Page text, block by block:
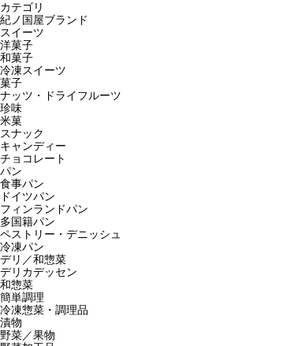
カテゴリ
紀ノ国屋ブランド
スイーツ
洋菓子
和菓子
冷凍スイーツ
菓子
ナッツ・ドライフルーツ
珍味
米菓
スナック
キャンディー
チョコレート
パン
食事パン
ドイツパン
フィンランドパン
多国籍パン
ペストリー・デニッシュ
冷凍パン
デリ／和惣菜
デリカデッセン
和惣菜
簡単調理
冷凍惣菜・調理品
漬物
野菜／果物